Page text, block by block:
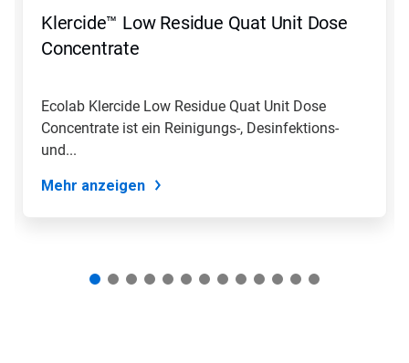
Punkten
Klercide™ Low Residue Quat Unit Dose
Concentrate
Ecolab Klercide Low Residue Quat Unit Dose
Concentrate ist ein Reinigungs-, Desinfektions-
und...
Mehr anzeigen